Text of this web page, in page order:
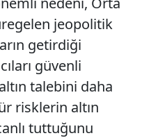
jeopolitik
getirdiği
güvenli
talebini daha
risklerin altın
tuttuğunu